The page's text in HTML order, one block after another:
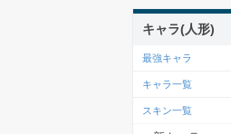
キャラ(人形)
最強キャラ
キャラ一覧
スキン一覧